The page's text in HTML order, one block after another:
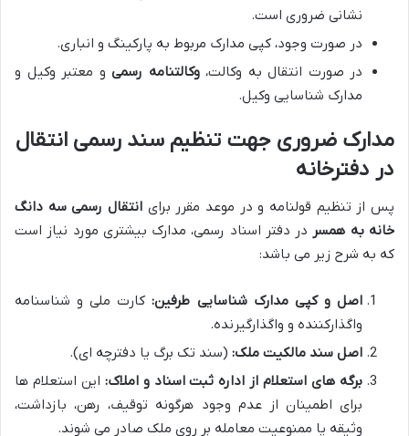
نشانی ضروری است.
در صورت وجود، کپی مدارک مربوط به پارکینگ و انباری.
در صورت انتقال به وکالت،وکالتنامه رسمی و معتبر وکیل و
مدارک شناسایی وکیل.
مدارک ضروری جهت تنظیم سند رسمی انتقال
در دفترخانه
پس از تنظیم قولنامه و در موعد مقرر برای انتقال رسمی سه دانگ
خانه به همسر در دفتر اسناد رسمی، مدارک بیشتری مورد نیاز است
که به شرح زیر می باشد:
اصل و کپی مدارک شناسایی طرفین:کارت ملی و شناسنامه
واگذارکننده و واگذارگیرنده.
اصل سند مالکیت ملک: (سند تک برگ یا دفترچه ای).
برگه های استعلام از اداره ثبت اسناد و املاک: این استعلام ها
برای اطمینان از عدم وجود هرگونه توقیف، رهن، بازداشت،
وثیقه یا ممنوعیت معامله بر روی ملک صادر می شوند.